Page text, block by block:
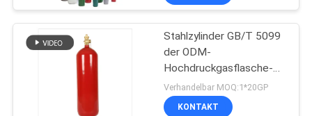
UNS
AUSFLUG
Feuerlöscher BS
EN3
13
Stahlzylinder GB/T 5099
der ODM-
Hochdruckgasflasche-
Sicherheits-34crm04
Verhandelbar MOQ:1*20GP
KONTAKT